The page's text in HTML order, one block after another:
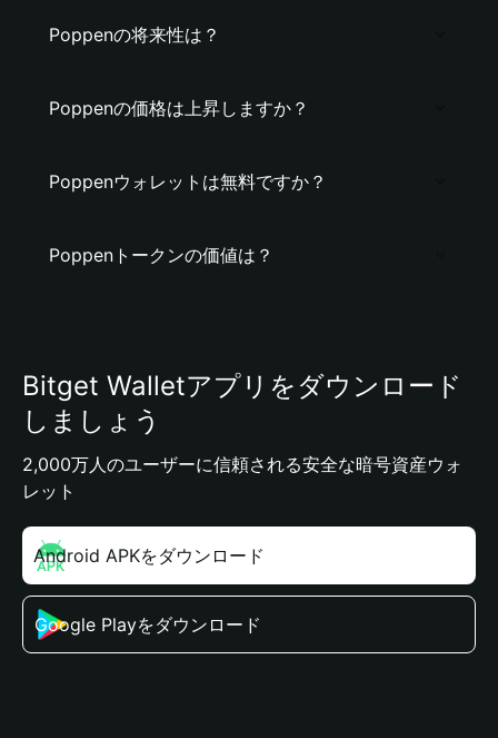
Poppenの将来性は？
Poppenの価格は上昇しますか？
Poppenウォレットは無料ですか？
Poppenトークンの価値は？
Bitget Walletアプリをダウンロード
しましょう
2,000万人のユーザーに信頼される安全な暗号資産ウォ
レット
Android APKをダウンロード
Google Playをダウンロード